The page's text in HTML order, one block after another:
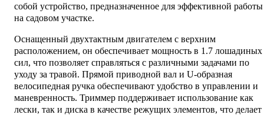
собой устройство, предназначенное для эффективной работы
на садовом участке.
Оснащенный двухтактным двигателем с верхним
расположением, он обеспечивает мощность в 1.7 лошадиных
сил, что позволяет справляться с различными задачами по
уходу за травой. Прямой приводной вал и U-образная
велосипедная ручка обеспечивают удобство в управлении и
маневренность. Триммер поддерживает использование как
лески, так и диска в качестве режущих элементов, что делает